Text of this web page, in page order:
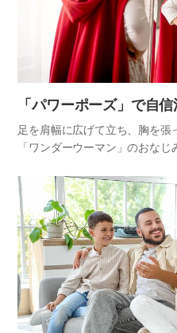
「パワーポーズ」で自
足を肩幅に広げて立ち、胸を張
「ワンダーウーマン」のおなじ
いうのは、たいていそんなポー
凛々しく見…